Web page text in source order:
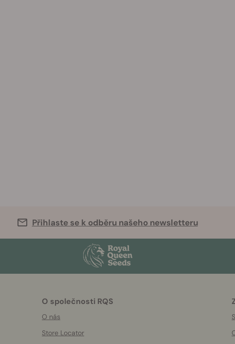
Přihlaste se k odběru našeho newsletteru
O společnosti RQS
O nás
Store Locator